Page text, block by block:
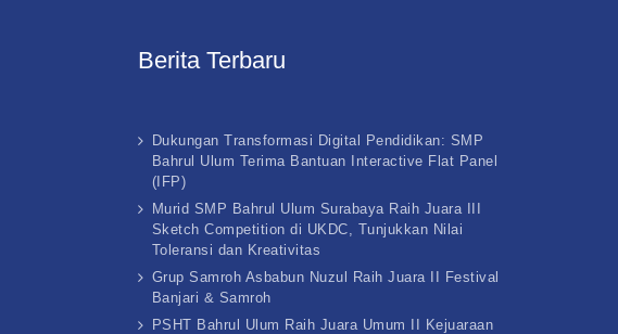
Berita Terbaru
Dukungan Transformasi Digital Pendidikan: SMP
Bahrul Ulum Terima Bantuan Interactive Flat Panel
(IFP)
Murid SMP Bahrul Ulum Surabaya Raih Juara III
Sketch Competition di UKDC, Tunjukkan Nilai
Toleransi dan Kreativitas
Grup Samroh Asbabun Nuzul Raih Juara II Festival
Banjari & Samroh
PSHT Bahrul Ulum Raih Juara Umum II Kejuaraan